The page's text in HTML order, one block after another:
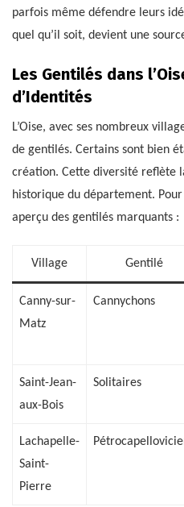
parfois même défendre leurs
quel qu’il soit, devient une
Les Gentilés dans
d’Identités
L’Oise, avec ses nombreux
de gentilés. Certains sont bien
création. Cette diversité reflète
historique du département.
aperçu des gentilés marquants :
Village Gentilé
Canny-sur-
Matz
Cannychons
Saint-Jean-
aux-Bois
Solitaires
Lachapelle-
Saint-
Pierre